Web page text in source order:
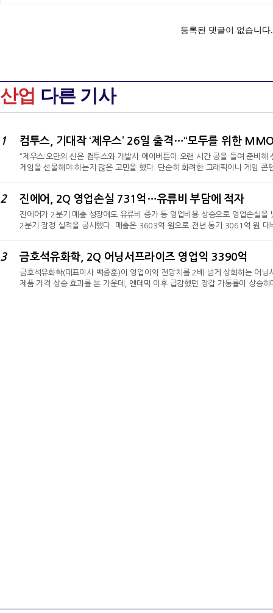
산업 다른 기사
1 컴투스, 기대작 ‘제우스’ 26일 출격…“모두를 위한
“제우스:오만의 신은 컴투스와 개발사 에이버튼이 오랜 시간 공을 들여 준비
게임을 선물해야 하는지 많은 고민을 했다. 단순히 화려한 그래픽이나 게임
케이스’에서 이 같이 밝혔다.컴투스가 퍼블리싱하고 에이버튼이 개발한 제우스
2 진에어, 2Q 영업손실 731억…유류비 부담에 적자
진에어가 2분기 매출 성장에도 유류비 증가 등 영업비용 상승으로 영업손실
2분기 잠정 실적을 공시했다. 매출은 3603억 원으로 전년 동기 3061억 원
누적 매출은 늘어난 반면, 영업이익과 당기순손실은 적자로 돌아섰다. 상반기
3 금호석유화학, 2Q 어닝서프라이즈 영업익 3390억
금호석유화학(대표이사 백종훈)이 영업이익 전망치를 2배 넘게 상회하는 어닝
제품 가격 상승 효과를 본 가운데, 엔데믹 이후 급감했던 장갑 가동률이 상승